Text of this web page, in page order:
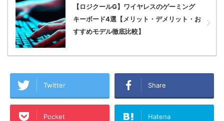
【ロジクールG】ワイヤレスのゲーミング
キーボード4選【メリット・デメリット・お
すすめモデル徹底比較】
Twitter Share
Pocket Hatena